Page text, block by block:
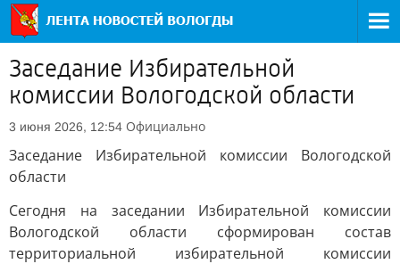
Заседание Избирательной
комиссии Вологодской области
3 июня 2026, 12:54 Официально
Заседание Избирательной комиссии Вологодской
области
Сегодня на заседании Избирательной комиссии
Вологодской области сформирован состав
территориальной избирательной комиссии